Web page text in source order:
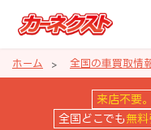
ホーム 全国の車買取情
東京都西東来店不要。
全国どこでも 無料